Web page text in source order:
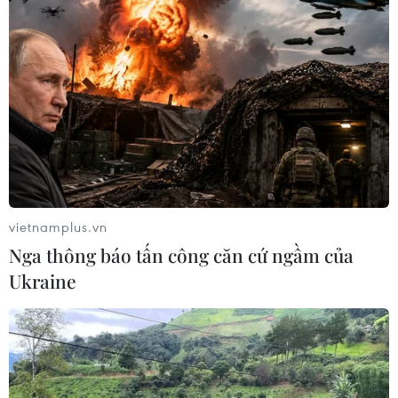
vietnamplus.vn
Nga thông báo tấn công căn cứ ngầm của
Ukraine